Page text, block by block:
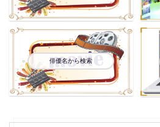
俳優名から検索